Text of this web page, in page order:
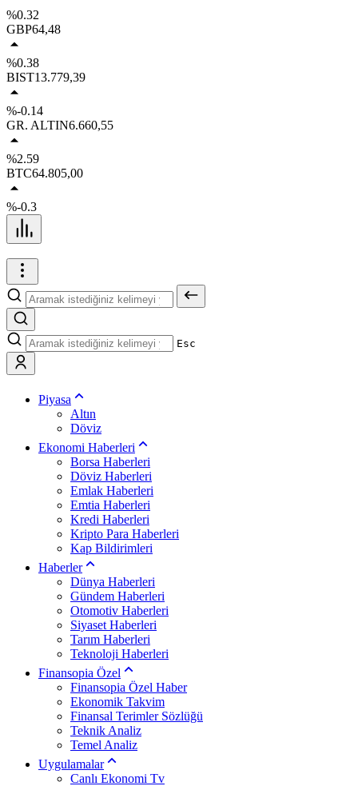
%0.32
GBP64,48
%0.38
BIST13.779,39
%-0.14
GR. ALTIN6.660,55
%2.59
BTC64.805,00
%-0.3
Esc
Piyasa
Altın
Döviz
Ekonomi Haberleri
Borsa Haberleri
Döviz Haberleri
Emlak Haberleri
Emtia Haberleri
Kredi Haberleri
Kripto Para Haberleri
Kap Bildirimleri
Haberler
Dünya Haberleri
Gündem Haberleri
Otomotiv Haberleri
Siyaset Haberleri
Tarım Haberleri
Teknoloji Haberleri
Finansopia Özel
Finansopia Özel Haber
Ekonomik Takvim
Finansal Terimler Sözlüğü
Teknik Analiz
Temel Analiz
Uygulamalar
Canlı Ekonomi Tv